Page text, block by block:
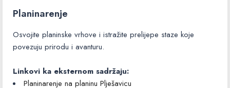
Planinarenje
Osvojite planinske vrhove i istražite prelijepe staze koje
povezuju prirodu i avanturu.
Linkovi ka eksternom sadržaju:
Planinarenje na planinu Plješavicu